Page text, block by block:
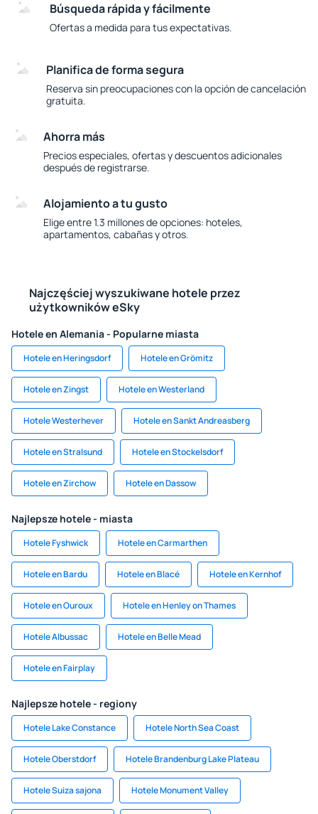
Búsqueda rápida y fácilmente
Ofertas a medida para tus expectativas.
Planifica de forma segura
Reserva sin preocupaciones con la opción de cancelación
gratuita.
Ahorra más
Precios especiales, ofertas y descuentos adicionales
después de registrarse.
Alojamiento a tu gusto
Elige entre 1.3 millones de opciones: hoteles,
apartamentos, cabañas y otros.
Najczęściej wyszukiwane hotele przez
użytkowników eSky
Hotele en Alemania - Popularne miasta
Hotele en Heringsdorf Hotele en Grömitz
Hotele en Zingst Hotele en Westerland
Hotele Westerhever Hotele en Sankt Andreasberg
Hotele en Stralsund Hotele en Stockelsdorf
Hotele en Zirchow Hotele en Dassow
Najlepsze hotele - miasta
Hotele Fyshwick Hotele en Carmarthen
Hotele en Bardu Hotele en Blacé Hotele en Kernhof
Hotele en Ouroux Hotele en Henley on Thames
Hotele Albussac Hotele en Belle Mead
Hotele en Fairplay
Najlepsze hotele - regiony
Hotele Lake Constance Hotele North Sea Coast
Hotele Oberstdorf Hotele Brandenburg Lake Plateau
Hotele Suiza sajona Hotele Monument Valley